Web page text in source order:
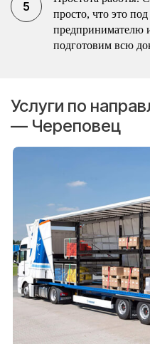
просто, что это
предпринимателю
подготовим всю
Услуги по
— Череповец